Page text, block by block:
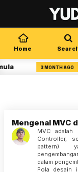
Home
3 MONTH AGO
Mengenal MVC
MVC adalah
Controller,
pattern)
dalam
Pola desain